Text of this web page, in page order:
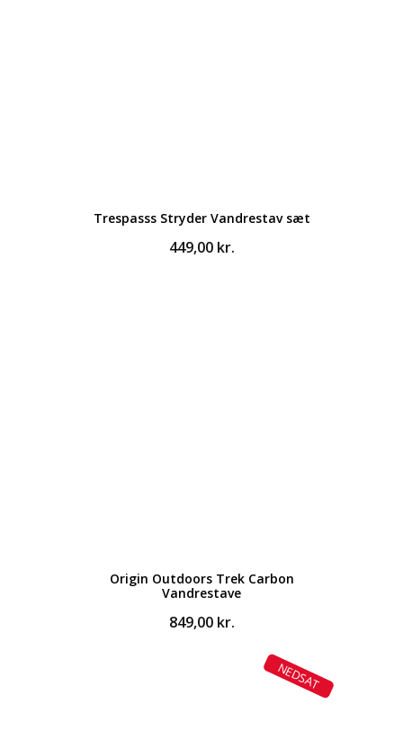
Trespasss Stryder Vandrestav sæt
449,00 kr.
Origin Outdoors Trek Carbon
Vandrestave
849,00 kr.
NEDSAT